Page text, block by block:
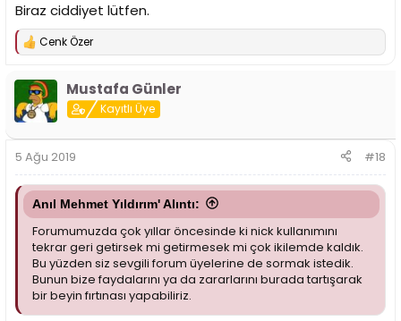
Biraz ciddiyet lütfen.
T
p
i
l
Cenk Özer
Mustafa Günler
Kayıtlı Üye
5 Ağu 2019 #18
Anıl Mehmet Yıldırım' Alıntı:
Forumumuzda çok yıllar öncesinde ki nick kullanımını
tekrar geri getirsek mi getirmesek mi çok ikilemde kaldık.
Bu yüzden siz sevgili forum üyelerine de sormak istedik.
Bunun bize faydalarını ya da zararlarını burada tartışarak
bir beyin fırtınası yapabiliriz.